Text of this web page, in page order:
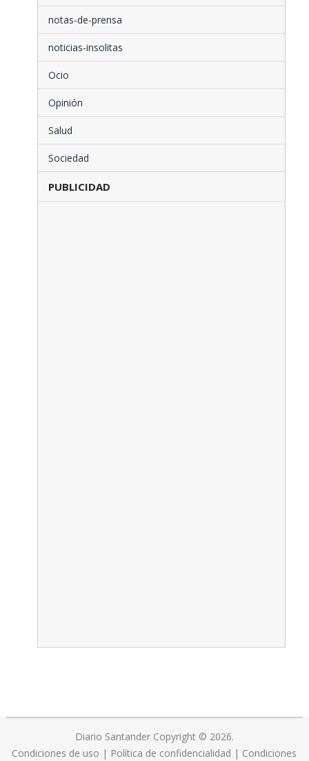
notas-de-prensa
noticias-insolitas
Ocio
Opinión
Salud
Sociedad
PUBLICIDAD
Diario SantanderCopyright © 2026.
Condiciones de uso | Política de confidencialidad | Condiciones